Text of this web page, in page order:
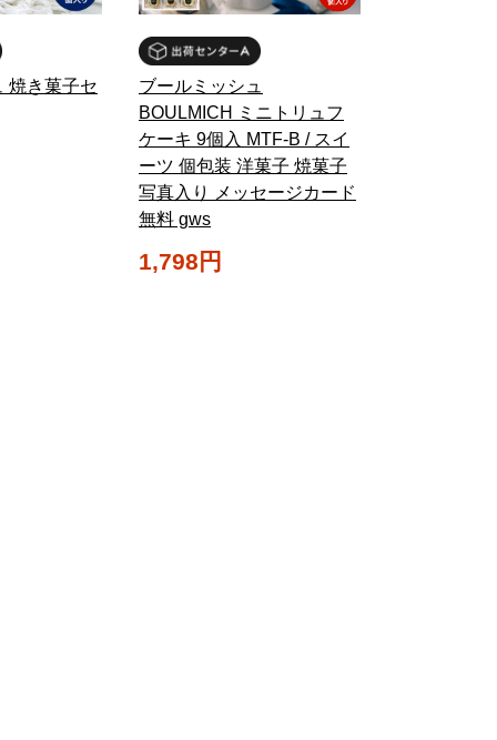
焼き菓子セ
ブールミッシュ
BOULMICH ミニトリュフ
ケーキ 9個入 MTF-B / スイ
ーツ 個包装 洋菓子 焼菓子
写真入り メッセージカード
無料 gws
1,798円